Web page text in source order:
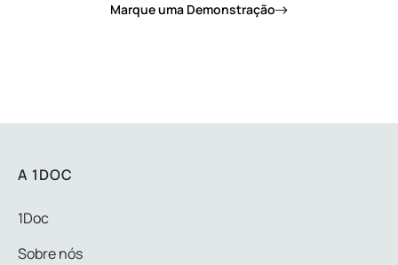
Marque uma Demonstração
A 1DOC
1Doc
Sobre nós